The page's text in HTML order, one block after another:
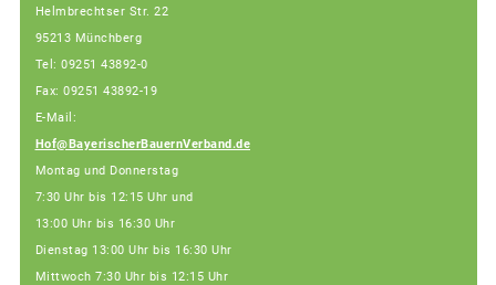
Helmbrechtser Str. 22
95213 Münchberg
Tel: 09251 43892-0
Fax: 09251 43892-19
E-Mail:
Hof@BayerischerBauernVerband.de
Montag und Donnerstag
7:30 Uhr bis 12:15 Uhr und
13:00 Uhr bis 16:30 Uhr
Dienstag 13:00 Uhr bis 16:30 Uhr
Mittwoch 7:30 Uhr bis 12:15 Uhr